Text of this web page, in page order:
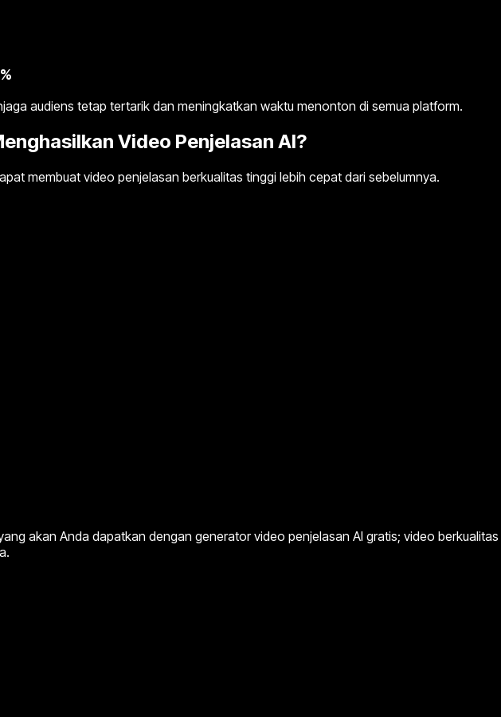
audiens tetap tertarik dan meningkatkan waktu menonton di semua platform.
Video Penjelasan AI?
membuat video penjelasan berkualitas tinggi lebih cepat dari sebelumnya.
akan Anda dapatkan dengan generator video penjelasan AI gratis; video